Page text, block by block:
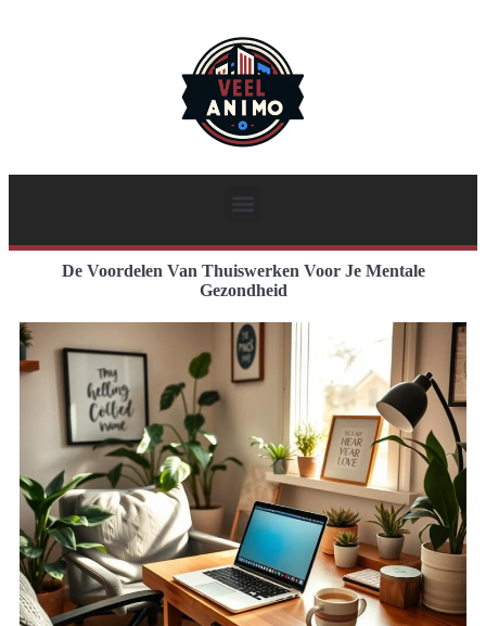
De Voordelen Van Thuiswerken Voor Je Mentale
Gezondheid